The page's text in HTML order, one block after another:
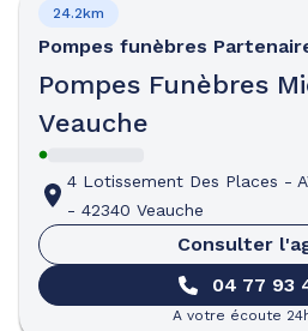
Pompes funèbres
Pompes Funèbres
Veauche
24.2km
4 Lotissement Des Places -
- 42340 Veauche
Consulter
04 77 93
A votre écoute